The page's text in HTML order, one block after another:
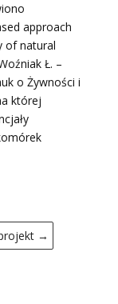
approach
of natural
Ł. –
o Żywności i
której
→